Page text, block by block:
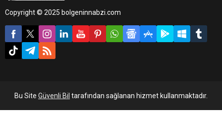
Copyright © 2025 bolgeninnabzi.com
Bu Site Güvenli Bil tarafından sağlanan hizmet kullanmaktadır.